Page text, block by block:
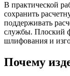
В практической
сохранить
поддерживать
службы. Плоский
шлифования и
Почему